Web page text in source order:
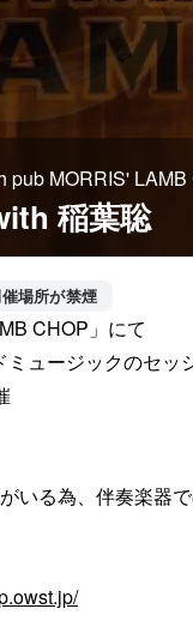
pub MORRIS' LAMB
稲葉聡
場所が禁煙
CHOP」にて
ュージックのセッ
いる為、伴奏楽器で